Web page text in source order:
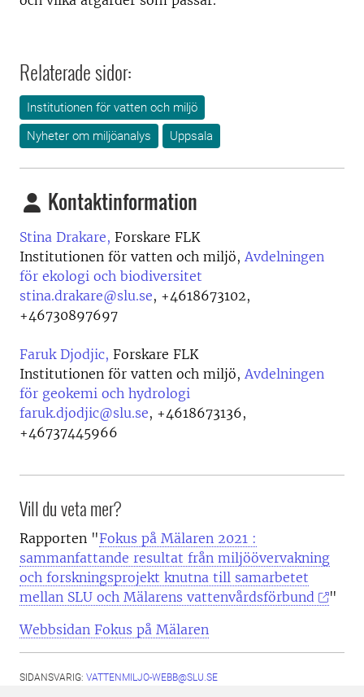
Relaterade sidor:
Institutionen för vatten och miljö
Nyheter om miljöanalys
Uppsala
Kontaktinformation
Stina Drakare, Forskare FLK
Institutionen för vatten och miljö, Avdelningen
för ekologi och biodiversitet
stina.drakare@slu.se, +4618673102,
+46730897697
Faruk Djodjic, Forskare FLK
Institutionen för vatten och miljö, Avdelningen
för geokemi och hydrologi
faruk.djodjic@slu.se, +4618673136,
+46737445966
Vill du veta mer?
Rapporten "Fokus på Mälaren 2021 :
sammanfattande resultat från miljöövervakning
och forskningsprojekt knutna till samarbetet
mellan SLU och Mälarens vattenvårdsförbund
"
Webbsidan Fokus på Mälaren
SIDANSVARIG: VATTENMILJO-WEBB@SLU.SE